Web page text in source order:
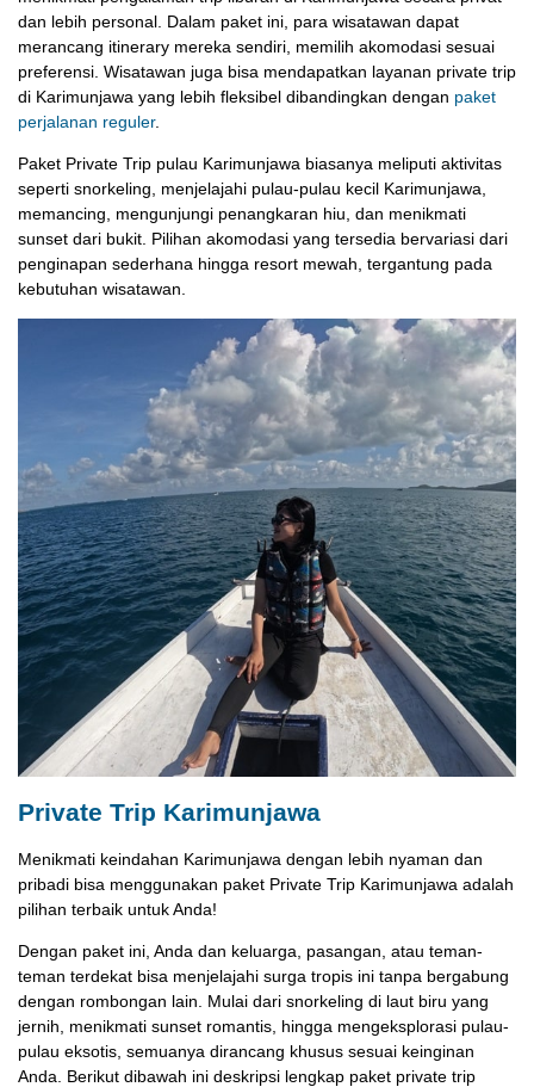
dan lebih personal. Dalam paket ini, para wisatawan dapat
merancang itinerary mereka sendiri, memilih akomodasi sesuai
preferensi. Wisatawan juga bisa mendapatkan layanan private trip
di Karimunjawa yang lebih fleksibel dibandingkan dengan paket
perjalanan reguler.
Paket Private Trip pulau Karimunjawa biasanya meliputi aktivitas
seperti snorkeling, menjelajahi pulau-pulau kecil Karimunjawa,
memancing, mengunjungi penangkaran hiu, dan menikmati
sunset dari bukit. Pilihan akomodasi yang tersedia bervariasi dari
penginapan sederhana hingga resort mewah, tergantung pada
kebutuhan wisatawan.
Private Trip Karimunjawa
Menikmati keindahan Karimunjawa dengan lebih nyaman dan
pribadi bisa menggunakan paket Private Trip Karimunjawa adalah
pilihan terbaik untuk Anda!
Dengan paket ini, Anda dan keluarga, pasangan, atau teman-
teman terdekat bisa menjelajahi surga tropis ini tanpa bergabung
dengan rombongan lain. Mulai dari snorkeling di laut biru yang
jernih, menikmati sunset romantis, hingga mengeksplorasi pulau-
pulau eksotis, semuanya dirancang khusus sesuai keinginan
Anda. Berikut dibawah ini deskripsi lengkap paket private trip